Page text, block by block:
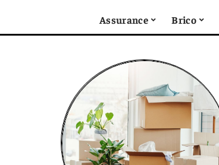
Assurance Brico